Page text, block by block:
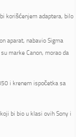
korišćenjem adaptera, bilo
aparat, nabavio Sigma
marke Canon, morao da
i krenem ispočetka sa
bi bio u klasi ovih Sony i